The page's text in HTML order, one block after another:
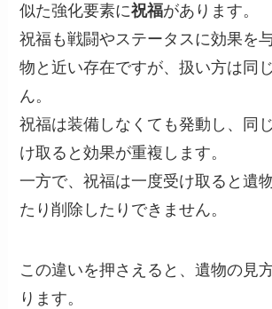
似た強化要素に祝福があります。
祝福も戦闘やステータスに効果を
物と近い存在ですが、扱い方は同
ん。
祝福は装備しなくても発動し、同
け取ると効果が重複します。
一方で、祝福は一度受け取ると遺
たり削除したりできません。
この違いを押さえると、遺物の見
ります。